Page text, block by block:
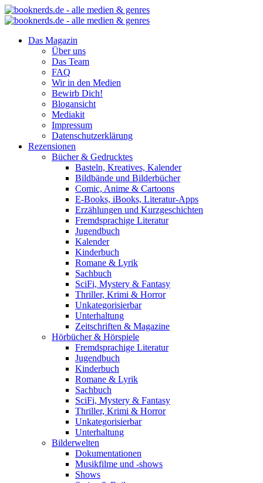
Das Magazin
Über uns
Das Team
FAQ
Wir in den Medien
Bewirb Dich!
Blogansicht
Mediakit
Impressum
Datenschutzerklärung
Rezensionen
Bücher & Gedrucktes
Basteln, Kreatives, Kalender
Bildbände und Bilderbücher
Comic, Anime & Cartoons
E-Books, iBooks, Literatur-Apps
Erzählungen und Kurzgeschichten
Fremdsprachige Literatur
Jugendbuch
Kalender
Kinderbuch
Romane & Lyrik
Sachbuch
SciFi, Mystery & Fantasy
Thriller, Krimi & Horror
Unkategorisierbar
Unterhaltung
Zeitschriften & Magazine
Hörbücher & Hörspiele
Fremdsprachige Literatur
Jugendbuch
Kinderbuch
Romane & Lyrik
Sachbuch
SciFi, Mystery & Fantasy
Thriller, Krimi & Horror
Unkategorisierbar
Unterhaltung
Bilderwelten
Dokumentationen
Musikfilme und -shows
Shows